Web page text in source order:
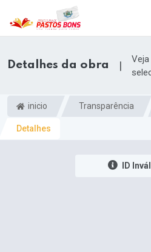
Detalhes da obra |
inicio Transparência
Detalhes
ID